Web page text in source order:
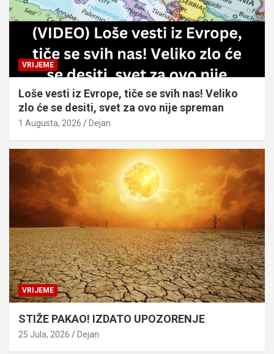
VRIJEME
Loše vesti iz Evrope, tiče se svih nas! Veliko
zlo će se desiti, svet za ovo nije spreman
1 Augusta, 2026 Dejan
VRIJEME
STIŽE PAKAO! IZDATO UPOZORENJE
25 Jula, 2026 Dejan